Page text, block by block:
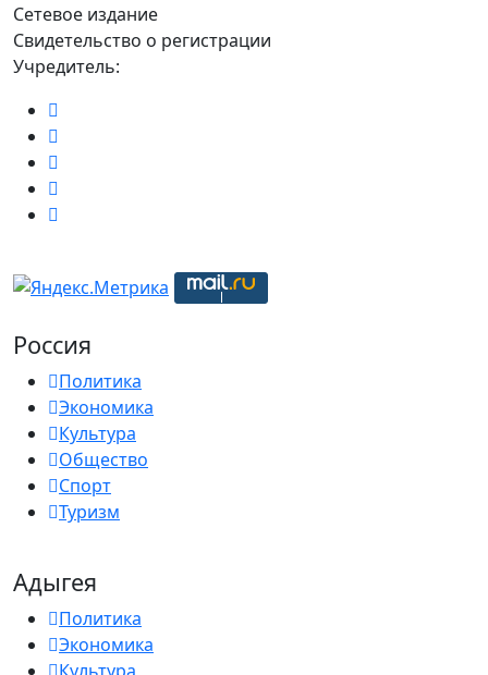
Сетевое издание
Свидетельство о регистрации
Учредитель:
Россия
Политика
Экономика
Культура
Общество
Спорт
Туризм
Адыгея
Политика
Экономика